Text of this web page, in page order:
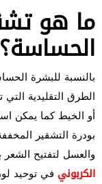
ما هو
الحساسة؟
بالنسبة للبشرة
الطرق التقليدية
أو الخيط كما يمكن
بودرة التشقير
والعسل لتفتيح
الكربوني في توحيد